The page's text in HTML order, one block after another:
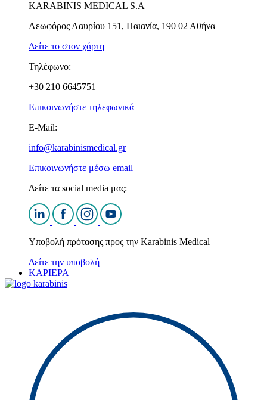
KARABINIS MEDICAL S.A
Λεωφόρος Λαυρίου 151, Παιανία, 190 02 Αθήνα
Δείτε το στον χάρτη
Τηλέφωνο:
+30 210 6645751
Επικοινωνήστε τηλεφωνικά
E-Mail:
info@karabinismedical.gr
Επικοινωνήστε μέσω email
Δείτε τα social media μας:
Υποβολή πρότασης προς την Karabinis Medical
Δείτε την υποβολή
ΚΑΡΙΕΡΑ